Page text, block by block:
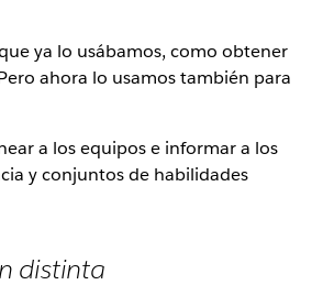
ya lo usábamos, como obtener
ahora lo usamos también para
a los equipos e informar a los
y conjuntos de habilidades
distinta